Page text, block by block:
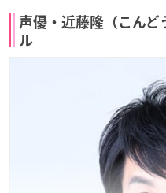
声優・近藤隆（こんど
ル